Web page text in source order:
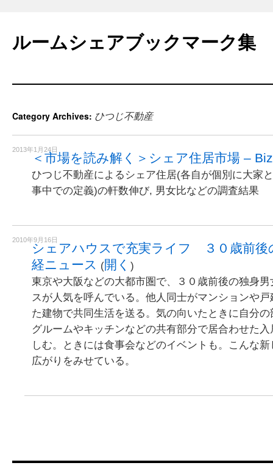
content
ルームシェアブックマーク集
Category Archives: ひつじ不動産
2013年1月24日
＜市場を読み解く＞シェア住居市場 –
ひつじ不動産によるシェア住居(各自が個別に大家
事中での定義)の軒数伸び, 男女比などの調査結果
2010年9月16日
シェアハウスで充実ライフ ３０歳前後
経ニュース (開く )
東京や大阪などの大都市圏で、３０歳前後の独身
スが人気を呼んでいる。他人同士がマンションや
た建物で共同生活を送る。気の向いたときに自分
グルームやキッチンなどの共有部分で居合わせた
しむ。ときには食事会などのイベントも。こんな
広がりをみせている。